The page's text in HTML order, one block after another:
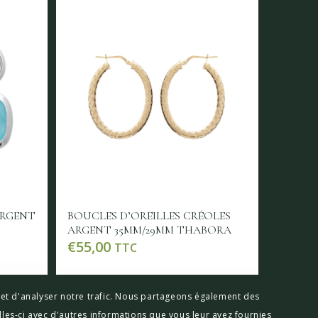
BOUCLES D’OREILLES CRÉOLES
ARGENT 35MM/29MM THABORA
€55,00 TTC
d'analyser notre trafic. Nous partageons également des
ci avec d'autres informations que vous leur avez fournies